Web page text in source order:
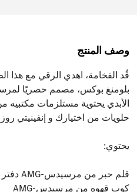
وصف المنتج
قُد الفخامة، اهدي الرقي مع هذا
حلويات من اختيارك و إنفينيتي
يحتوي:
قلم حبر من مرسيدس-AMG دفتر من مرسيدس-AMG
كوب قهوه من مرسيدس-AMG